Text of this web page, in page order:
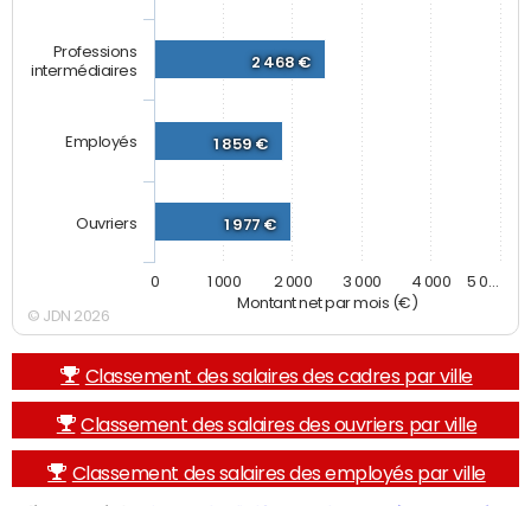
Montant net par mois (€)
2 468 €
1 859 €
1 977 €
Professions
intermédiaires
Employés
Ouvriers
0 1 000 2 000 3 000 4 000 5 0…
© JDN 2026
Classement des salaires des cadres par ville
Classement des salaires des ouvriers par ville
Classement des salaires des employés par ville